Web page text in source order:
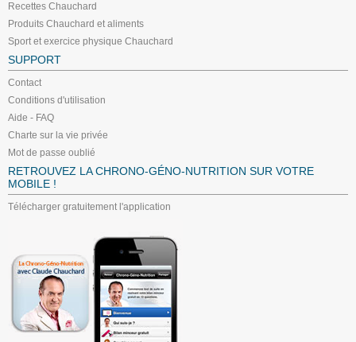
Recettes Chauchard
Produits Chauchard et aliments
Sport et exercice physique Chauchard
SUPPORT
Contact
Conditions d'utilisation
Aide - FAQ
Charte sur la vie privée
Mot de passe oublié
RETROUVEZ LA CHRONO-GÉNO-NUTRITION SUR VOTRE
MOBILE !
Télécharger gratuitement l'application